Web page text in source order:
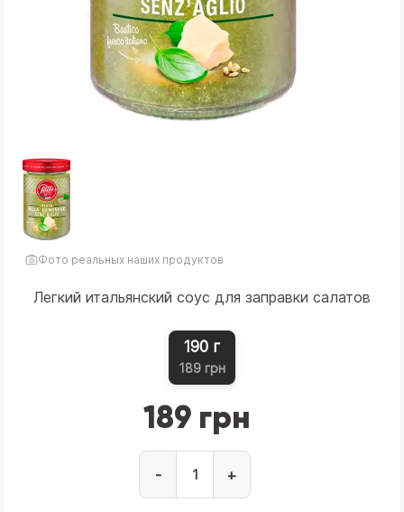
Фото реальных наших продуктов
Легкий итальянский соус для заправки салатов
190 г
189 грн
189 грн
- +